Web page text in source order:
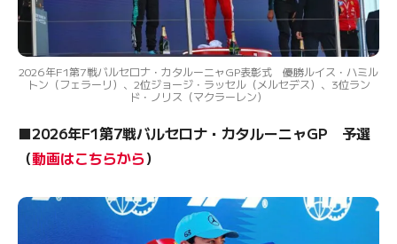
2026年F1第7戦バルセロナ・カタルーニャGP表彰式 優勝ルイス・ハミル
トン（フェラーリ）、2位ジョージ・ラッセル（メルセデス）、3位ラン
ド・ノリス（マクラーレン）
■2026年F1第7戦バルセロナ・カタルーニャGP 予選
（動画はこちらから）